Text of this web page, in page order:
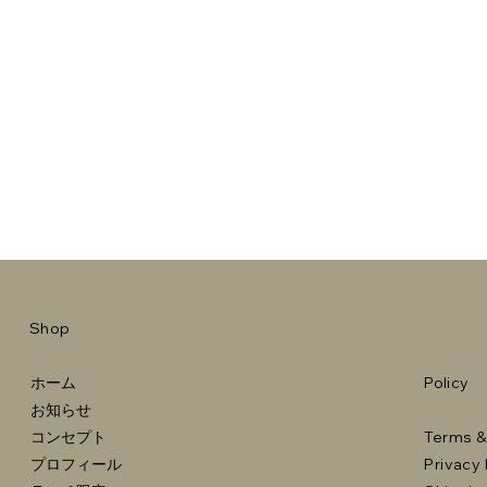
Shop
ホーム
お知らせ
コンセプト
プロフィール
Policy
Terms
Privacy